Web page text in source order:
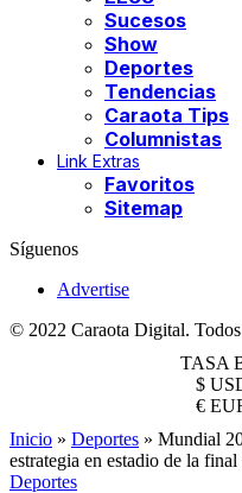
Sucesos
Show
Deportes
Tendencias
Caraota Tips
Columnistas
Link Extras
Favoritos
Sitemap
Síguenos
Advertise
© 2022 Caraota Digital. Todos
TASA
$
€
Inicio » Deportes » Mundial
estrategia en estadio de la
Deportes